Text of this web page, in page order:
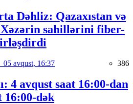
Dəhliz: Qazaxıstan və
sahillərini fiber-
05 avqust, 16:37 386
4 avqust saat 16:00-dan
16:00-dək